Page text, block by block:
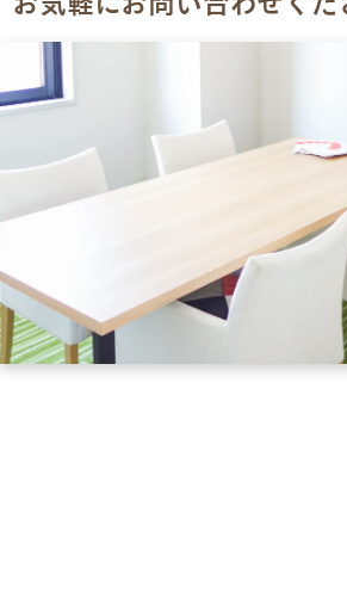
お気軽にお問い合わせくだ